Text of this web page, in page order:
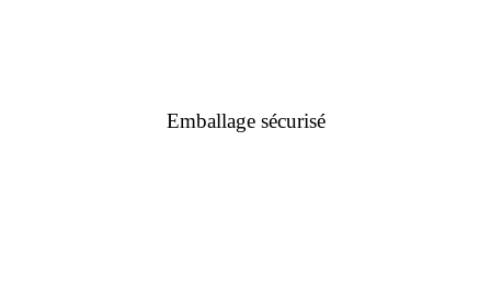
Emballage sécurisé